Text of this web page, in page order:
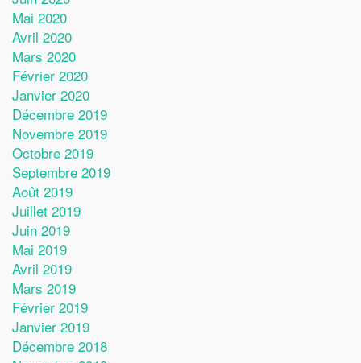
Mai 2020
Avril 2020
Mars 2020
Février 2020
Janvier 2020
Décembre 2019
Novembre 2019
Octobre 2019
Septembre 2019
Août 2019
Juillet 2019
Juin 2019
Mai 2019
Avril 2019
Mars 2019
Février 2019
Janvier 2019
Décembre 2018